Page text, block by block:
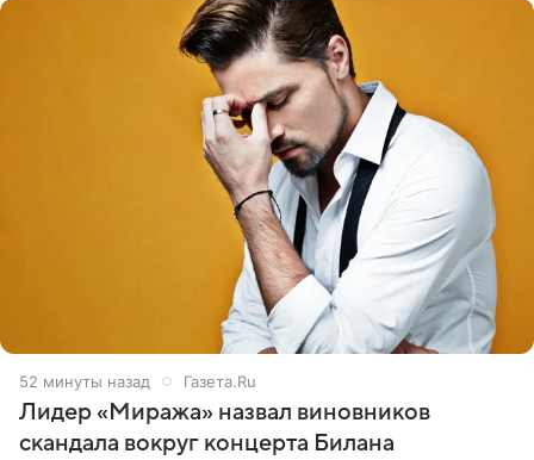
53 минуты назад Газета.Ru
Лидер «Миража» назвал виновников
скандала вокруг концерта Билана